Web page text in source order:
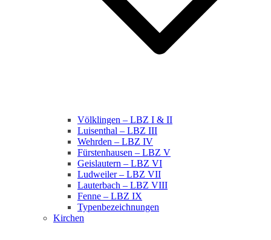
Völklingen – LBZ I & II
Luisenthal – LBZ III
Wehrden – LBZ IV
Fürstenhausen – LBZ V
Geislautern – LBZ VI
Ludweiler – LBZ VII
Lauterbach – LBZ VIII
Fenne – LBZ IX
Typenbezeichnungen
Kirchen